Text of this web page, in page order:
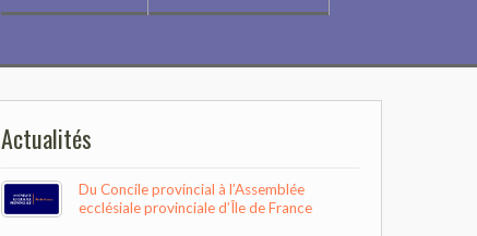
Actualités
Du Concile provincial à l’Assemblée
ecclésiale provinciale d’Île de France